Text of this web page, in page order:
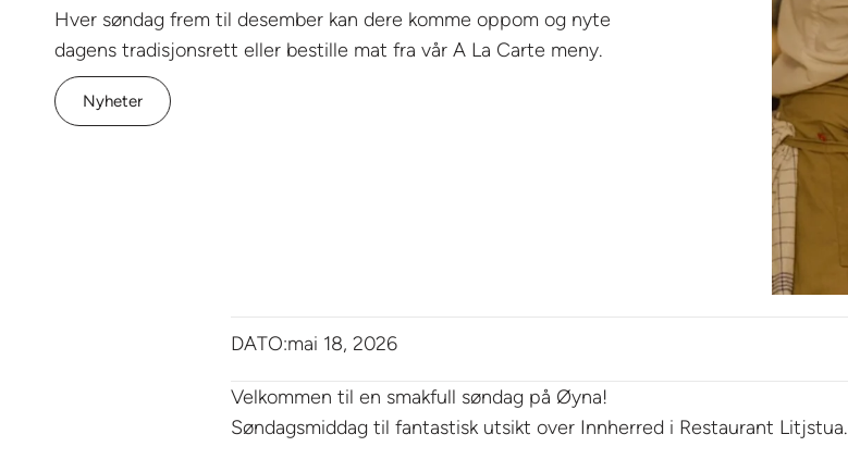
Hver søndag frem til desember kan dere komme oppom og nyte
dagens tradisjonsrett eller bestille mat fra vår A La Carte meny.
Nyheter
DATO:mai 18, 2026
Velkommen til en smakfull søndag på Øyna!
Søndagsmiddag til fantastisk utsikt over Innherred i Restaurant Litjstua.